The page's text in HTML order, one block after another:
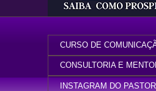
CURSO DE
CONSULTORIA E
INSTAGRAM DO PASTOR